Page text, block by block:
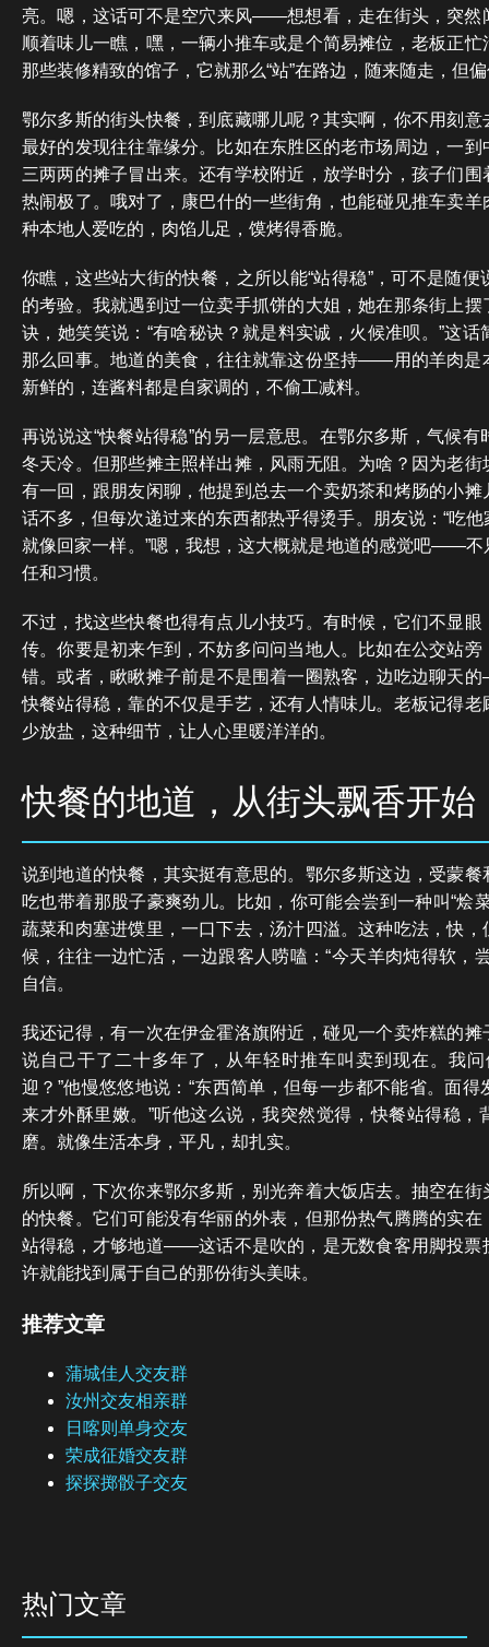
亮。嗯，这话可不是空穴来风——想想看，走在街头，突然
顺着味儿一瞧，嘿，一辆小推车或是个简易摊位，老板正
那些装修精致的馆子，它就那么“站”在路边，随来随走，但
鄂尔多斯的街头快餐，到底藏哪儿呢？其实啊，你不用刻
最好的发现往往靠缘分。比如在东胜区的老市场周边，一
三两两的摊子冒出来。还有学校附近，放学时分，孩子们
热闹极了。哦对了，康巴什的一些街角，也能碰见推车卖
种本地人爱吃的，肉馅儿足，馍烤得香脆。
你瞧，这些站大街的快餐，之所以能“站得稳”，可不是随
的考验。我就遇到过一位卖手抓饼的大姐，她在那条街上
诀，她笑笑说：“有啥秘诀？就是料实诚，火候准呗。”这
那么回事。地道的美食，往往就靠这份坚持——用的羊肉是
新鲜的，连酱料都是自家调的，不偷工减料。
再说说这“快餐站得稳”的另一层意思。在鄂尔多斯，气候
冬天冷。但那些摊主照样出摊，风雨无阻。为啥？因为老
有一回，跟朋友闲聊，他提到总去一个卖奶茶和烤肠的小
话不多，但每次递过来的东西都热乎得烫手。朋友说：“吃
就像回家一样。”嗯，我想，这大概就是地道的感觉吧——不
任和习惯。
不过，找这些快餐也得有点儿小技巧。有时候，它们不显
传。你要是初来乍到，不妨多问问当地人。比如在公交站
错。或者，瞅瞅摊子前是不是围着一圈熟客，边吃边聊天
快餐站得稳，靠的不仅是手艺，还有人情味儿。老板记得
少放盐，这种细节，让人心里暖洋洋的。
快餐的地道，从街头飘香开始
说到地道的快餐，其实挺有意思的。鄂尔多斯这边，受蒙
吃也带着那股子豪爽劲儿。比如，你可能会尝到一种叫“烩
蔬菜和肉塞进馍里，一口下去，汤汁四溢。这种吃法，快
候，往往一边忙活，一边跟客人唠嗑：“今天羊肉炖得软，
自信。
我还记得，有一次在伊金霍洛旗附近，碰见一个卖炸糕的
说自己干了二十多年了，从年轻时推车叫卖到现在。我
迎？”他慢悠悠地说：“东西简单，但每一步都不能省。面
来才外酥里嫩。”听他这么说，我突然觉得，快餐站得稳，
磨。就像生活本身，平凡，却扎实。
所以啊，下次你来鄂尔多斯，别光奔着大饭店去。抽空在
的快餐。它们可能没有华丽的外表，但那份热气腾腾的实
站得稳，才够地道——这话不是吹的，是无数食客用脚投票
许就能找到属于自己的那份街头美味。
推荐文章
蒲城佳人交友群
汝州交友相亲群
日喀则单身交友
荣成征婚交友群
探探掷骰子交友
热门文章